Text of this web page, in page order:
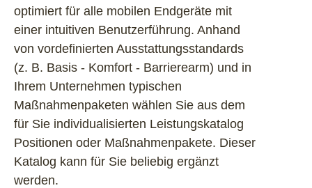
optimiert für alle mobilen Endgeräte mit
einer intuitiven Benutzerführung. Anhand
von vordefinierten Ausstattungsstandards
(z. B. Basis - Komfort - Barrierearm) und in
Ihrem Unternehmen typischen
Maßnahmenpaketen wählen Sie aus dem
für Sie individualisierten Leistungskatalog
Positionen oder Maßnahmenpakete. Dieser
Katalog kann für Sie beliebig ergänzt
werden.